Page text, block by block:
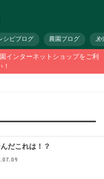
シピブログ 農園ブログ メ
インターネットショップをご利
だこれは！？